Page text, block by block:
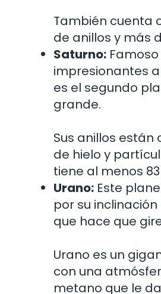
También cuenta
de anillos y más
Saturno:
impresionantes
es el segundo
grande.
Sus anillos están
de hielo y
tiene al menos
Urano: Este
por su
que hace que
Urano es un
con una
metano que le